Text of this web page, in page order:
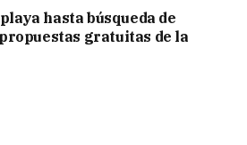
hasta búsqueda de
gratuitas de la